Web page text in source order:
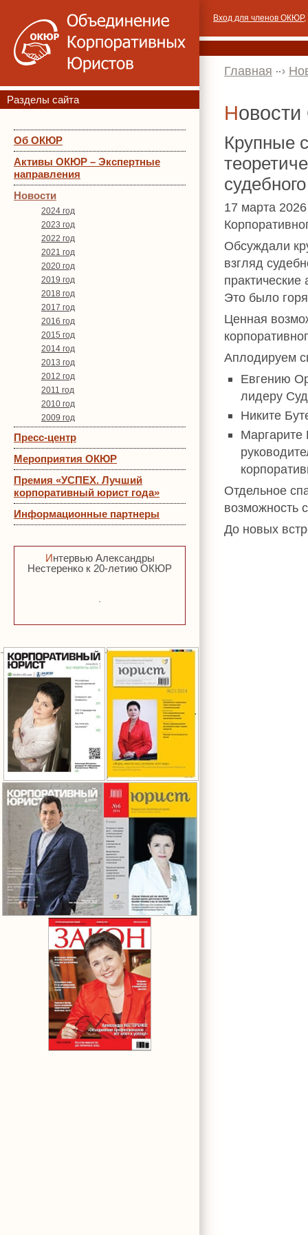
Разделы сайта
Об ОКЮР
Активы ОКЮР – Экспертные
направления
Новости
2024 год
2023 год
2022 год
2021 год
2020 год
2019 год
2018 год
2017 год
2016 год
2015 год
2014 год
2013 год
2012 год
2011 год
2010 год
2009 год
Пресс-центр
Мероприятия ОКЮР
Премия «УСПЕХ. Лучший
корпоративный юрист года»
Информационные партнеры
Интервью Александры
Нестеренко к 20-летию ОКЮР
Вход для членов ОКЮР,
Главная
Крупные
17 марта
Обсуждали
взгляд
Это было
Ценная
Аплодируем
Евгению
лидеру
Никите
Маргарите
Отдельное
возможность
До новых